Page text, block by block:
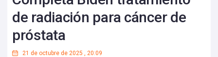
de radiación para cáncer de
próstata
21 de octubre de 2025 , 20:09